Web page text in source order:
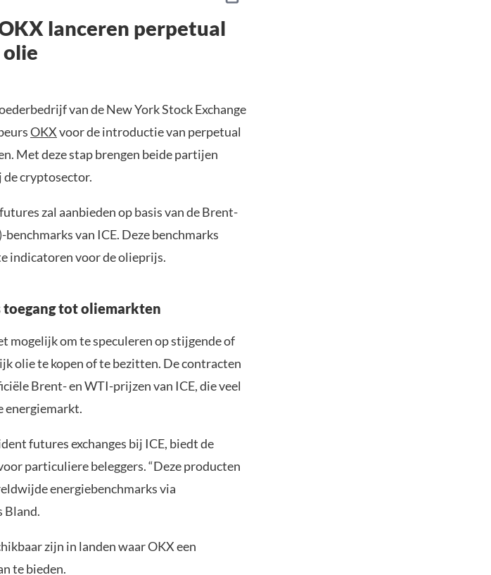
lanceren perpetual
van de New York Stock Exchange
OKXvoor de introductie van perpetual
Met deze stap brengen beide partijen
cryptosector.
zal aanbieden op basis van de Brent-
van ICE. Deze benchmarks
indicatoren voor de olieprijs.
toegang tot oliemarkten
mogelijk om te speculeren op stijgende of
olie te kopen of te bezitten. De contracten
Brent- en WTI-prijzen van ICE, die veel
energiemarkt.
futures exchanges bij ICE, biedt de
particuliere beleggers. “Deze producten
energiebenchmarks via
Bland.
zijn in landen waar OKX een
te bieden.